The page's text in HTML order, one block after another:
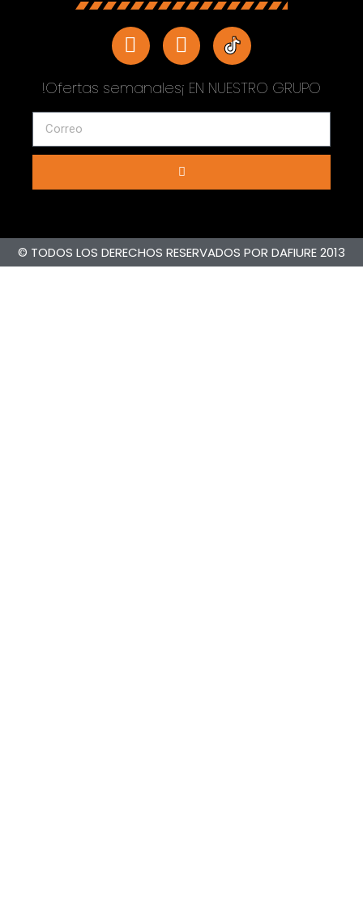
!Ofertas semanales¡ EN NUESTRO GRUPO
© TODOS LOS DERECHOS RESERVADOS POR DAFIURE 2013